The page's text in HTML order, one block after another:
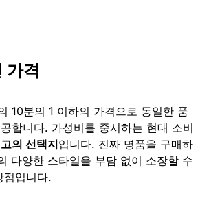
가격
10분의 1 이하의 가격으로 동일한 품
합니다. 가성비를 중시하는 현대 소비
의 선택지입니다. 진짜 명품을 구매하
다양한 스타일을 부담 없이 소장할 수
점입니다.